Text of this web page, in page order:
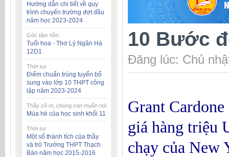
Hướng dẫn chi tiết về quy
trình chuyển trường đợt đầu
năm học 2023-2024
Góc tâm hồn
Tuổi hoa - Thơ Lý Ngân Hà
12D1
Thời sự
Điểm chuẩn trúng tuyển bổ
sung vào lớp 10 THPT công
lập năm 2023-2024
Thầy cô ơi, chúng con muốn nói
Mùa hè của học sinh khối 11
Thời sự
Một số thành tích của thầy
và trò Trường THPT Thạch
Bàn năm học 2015-2016
10 Bước
Đăng lúc: Chủ
Grant
giá hàng triệu
chạy của New